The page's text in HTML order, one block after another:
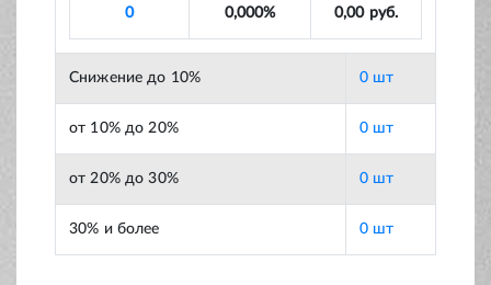
0
0,000%
0,00 руб.
Снижение до 10% 0 шт
от 10% до 20% 0 шт
от 20% до 30% 0 шт
30% и более 0 шт